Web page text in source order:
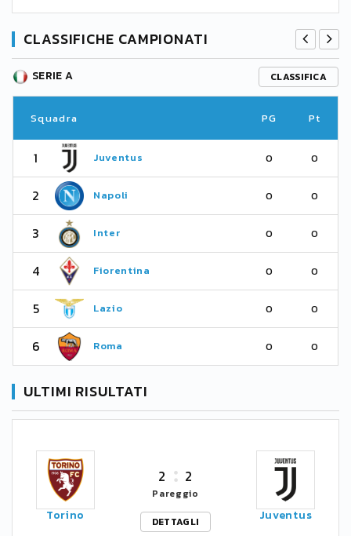
CLASSIFICHE CAMPIONATI
SERIE A CLASSIFICA
Squadra PG Pt
1 Juventus 0 0
2 Napoli 0 0
3 Inter 0 0
4 Fiorentina 0 0
5 Lazio 0 0
6 Roma 0 0
ULTIMI RISULTATI
Torino
2 2
Pareggio
DETTAGLI
Juventus